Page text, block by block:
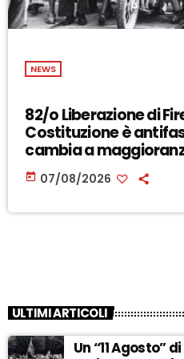
NEWS
82/o Liberazione di
Costituzione è
cambia a
today 07/08/2026
ULTIMI ARTICOLI
Un “11 Agosto”